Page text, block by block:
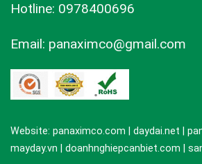
Hotline: 0978400696
Email: panaximco@gmail.com
Website: panaximco.com | daydai.net |
mayday.vn | doanhnghiepcanbiet.com |